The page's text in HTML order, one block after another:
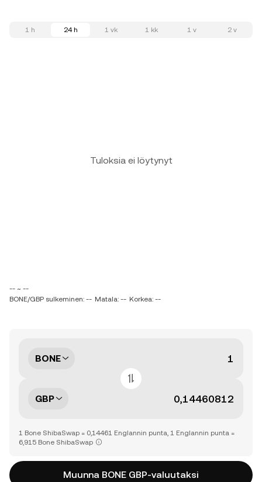
1 h 24 h 1 vk 1 kk 1 v 2 v
Tuloksia ei löytynyt
-- ~ --
BONE/GBP sulkeminen: -- Matala: -- Korkea: --
BONE
GBP
1 Bone ShibaSwap = 0,14461 Englannin punta, 1 Englannin punta =
6,915 Bone ShibaSwap
Muunna BONE GBP-valuutaksi